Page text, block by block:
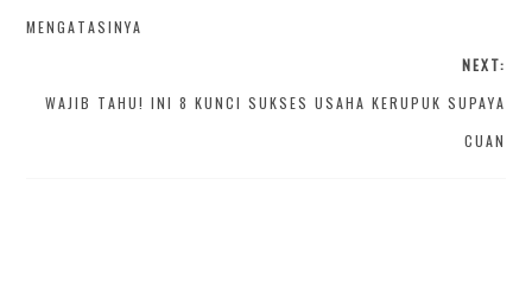
MENGATASINYA
NEXT:
WAJIB TAHU! INI 8 KUNCI SUKSES USAHA KERUPUK SUPAYA
CUAN